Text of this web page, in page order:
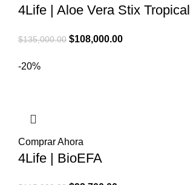
4Life | Aloe Vera Stix Tropical
$135,000.00 El
$108,000.00El
-20%
Comprar Ahora
4Life | BioEFA